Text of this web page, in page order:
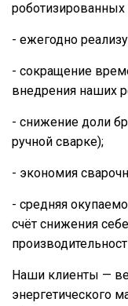
- ежегодно
- сокращение
внедрения наших
- снижение доли
ручной сварке);
- экономия
- средняя
счёт снижения
Наши клиенты —
энергетического